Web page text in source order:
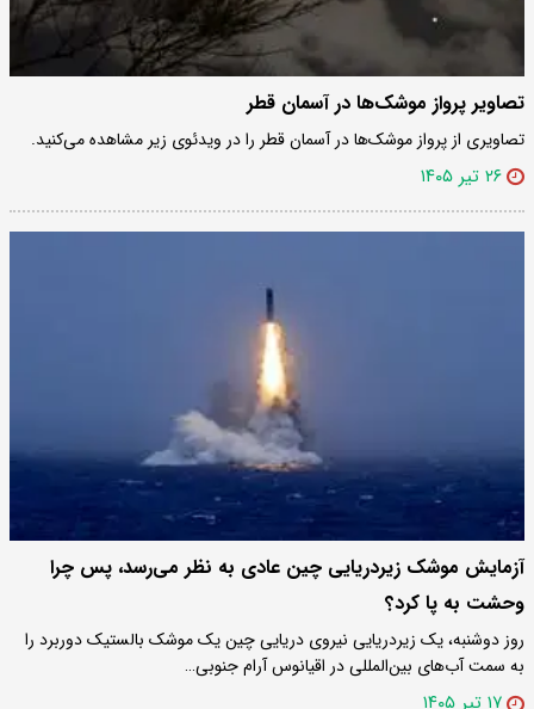
تصاویر پرواز موشک‌ها در آسمان قطر
تصاویری از پرواز موشک‌ها در آسمان قطر را در ویدئوی زیر مشاهده می‌کنید.
۲۶ تیر ۱۴۰۵
آزمایش موشک زیردریایی چین عادی به نظر می‌رسد، پس چرا
وحشت به پا کرد؟
روز دوشنبه، یک زیردریایی نیروی دریایی چین یک موشک بالستیک دوربرد را
به سمت آب‌های بین‌المللی در اقیانوس آرام جنوبی…
۱۷ تیر ۱۴۰۵